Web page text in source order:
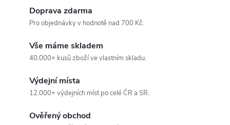
Doprava zdarma
Pro objednávky v hodnotě nad 700 Kč.
Vše máme skladem
40.000+ kusů zboží ve vlastním skladu.
Výdejní místa
12.000+ výdejních míst po celé ČR a SR.
Ověřený obchod